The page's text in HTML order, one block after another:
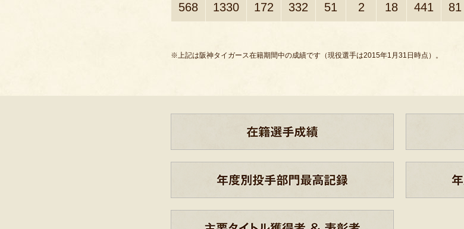
568 1330 172 332 51 2 18 441 81
※上記は阪神タイガース在籍期間中の成績です（現役選手は2015年1月31日時点）。